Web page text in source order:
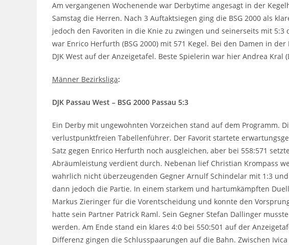
Am vergangenen Wochenende war Derbytime angesagt in der
Samstag die Herren. Nach 3 Auftaktsiegen ging die BSG 2000 als
jedoch den Favoriten in die Knie zu zwingen und seinerseits mit
war Enrico Herfurth (BSG 2000) mit 571 Kegel. Bei den Damen in
DJK West auf der Anzeigetafel. Beste Spielerin war hier Andrea Kral
Männer Bezirksliga:
DJK Passau West – BSG 2000 Passau 5:3
Ein Derby mit ungewohnten Vorzeichen stand auf dem Programm.
verlustpunktfreien Tabellenführer. Der Favorit startete
Satz gegen Enrico Herfurth noch ausgleichen, aber bei 558:571
Abräumleistung verdient durch. Nebenan lief Christian Krompass
wahrlich nicht überzeugenden Gegner Arnulf Schindelar mit 1:3
dann jedoch die Partie. In einem starkem und hartumkämpften
Markus Zieringer für die Vorentscheidung und konnte den
hatte sein Partner Patrick Raml. Sein Gegner Stefan Dallinger
werden. Am Ende stand ein klares 4:0 bei 550:501 auf der
Differenz gingen die Schlusspaarungen auf die Bahn. Zwischen